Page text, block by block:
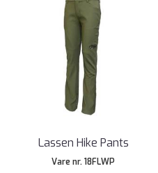
Lassen Hike Pants
Vare nr. 18FLWP